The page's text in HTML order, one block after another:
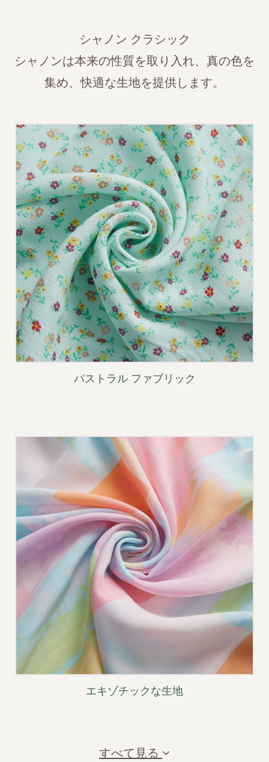
シャノン クラシック
シャノンは本来の性質を取り入れ、真の色を
集め、快適な生地を提供します。
パストラル ファブリック
エキゾチックな生地
すべて見る